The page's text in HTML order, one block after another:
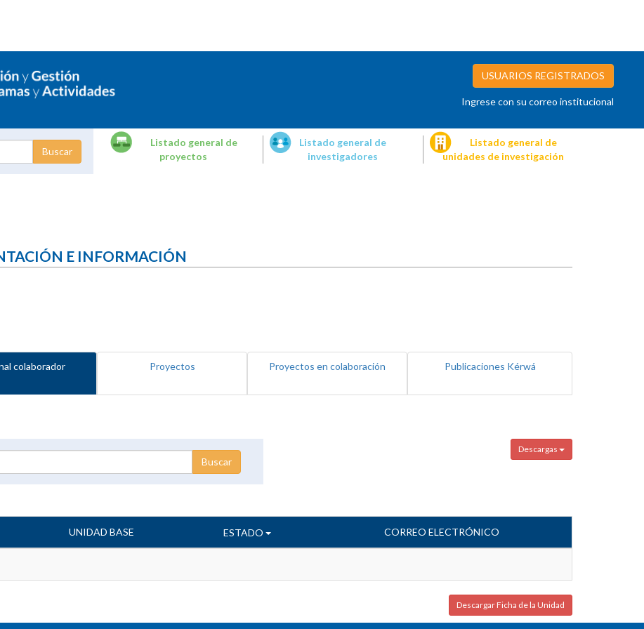
USUARIOS REGISTRADOS
Ingrese con su correo institucional
Listado general de
proyectos
Listado general de
investigadores
Listado general de
unidades de investigación
E INFORMACIÓN
colaborador Proyectos Proyectos en colaboración Publicaciones Kérwá
Descargas
UNIDAD BASE ESTADO CORREO ELECTRÓNICO
Descargar Ficha de la Unidad